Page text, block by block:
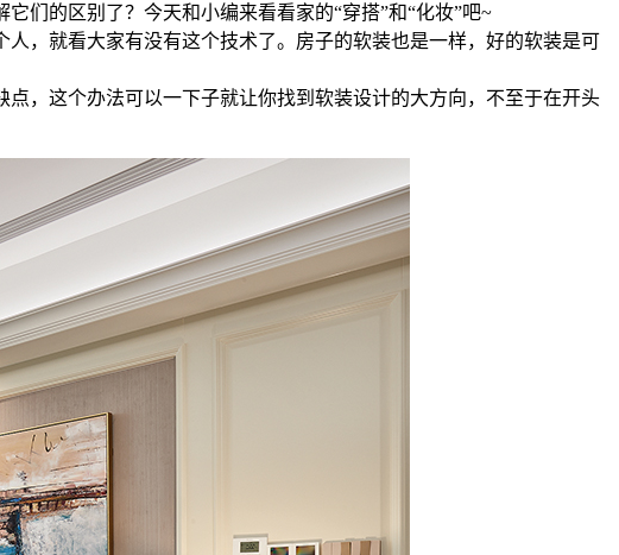
们的区别了？今天和小编来看看家的“穿搭”和“化妆”吧~
，就看大家有没有这个技术了。房子的软装也是一样，好的软装是可
，这个办法可以一下子就让你找到软装设计的大方向，不至于在开头